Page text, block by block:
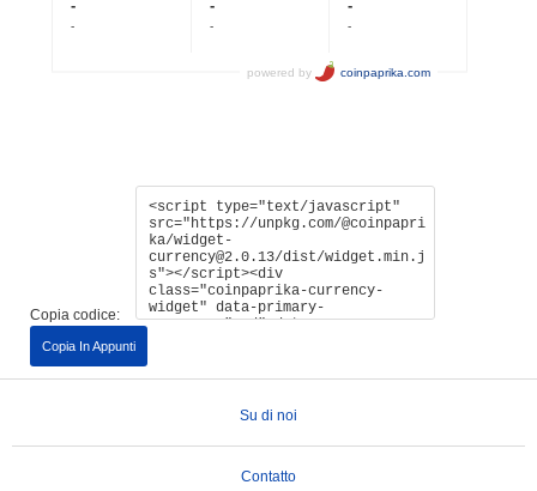
Copia codice:
Copia In Appunti
Su di noi
Contatto